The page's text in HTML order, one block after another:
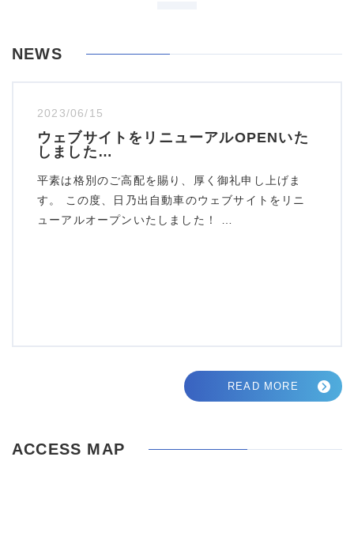
NEWS
2023/06/15
ウェブサイトをリニューアルOPENいた
しました…
平素は格別のご高配を賜り、厚く御礼申し上げま
す。 この度、日乃出自動車のウェブサイトをリニ
ューアルオープンいたしました！ …
READ MORE
ACCESS MAP